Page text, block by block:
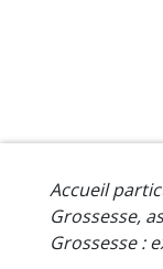
Accueil
Grossesse,
Grossesse :